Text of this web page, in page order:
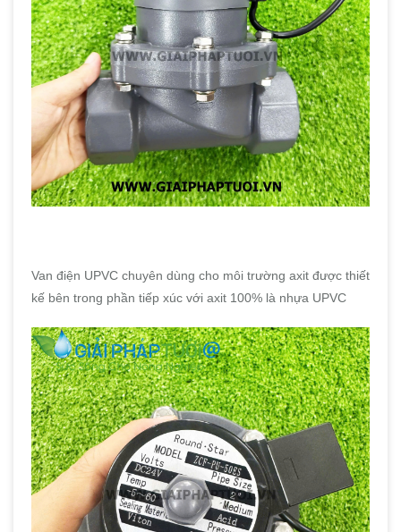
Van điện UPVC chuyên dùng cho môi trường axit được thiết
kế bên trong phần tiếp xúc với axit 100% là nhựa UPVC